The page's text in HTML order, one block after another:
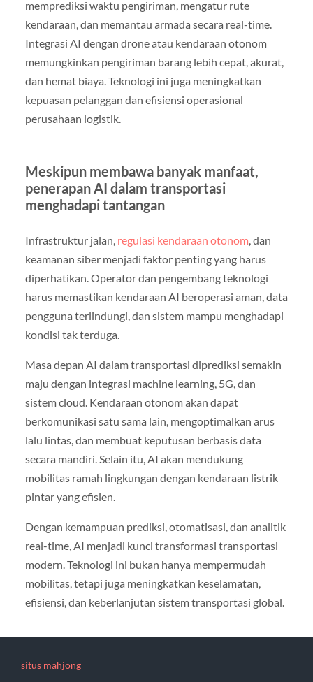
memprediksi waktu pengiriman, mengatur rute
kendaraan, dan memantau armada secara real-time.
Integrasi AI dengan drone atau kendaraan otonom
memungkinkan pengiriman barang lebih cepat, akurat,
dan hemat biaya. Teknologi ini juga meningkatkan
kepuasan pelanggan dan efisiensi operasional
perusahaan logistik.
Meskipun membawa banyak manfaat,
penerapan AI dalam transportasi
menghadapi tantangan
Infrastruktur jalan, regulasi kendaraan otonom , dan
keamanan siber menjadi faktor penting yang harus
diperhatikan. Operator dan pengembang teknologi
harus memastikan kendaraan AI beroperasi aman, data
pengguna terlindungi, dan sistem mampu menghadapi
kondisi tak terduga.
Masa depan AI dalam transportasi diprediksi semakin
maju dengan integrasi machine learning, 5G, dan
sistem cloud. Kendaraan otonom akan dapat
berkomunikasi satu sama lain, mengoptimalkan arus
lalu lintas, dan membuat keputusan berbasis data
secara mandiri. Selain itu, AI akan mendukung
mobilitas ramah lingkungan dengan kendaraan listrik
pintar yang efisien.
Dengan kemampuan prediksi, otomatisasi, dan analitik
real-time, AI menjadi kunci transformasi transportasi
modern. Teknologi ini bukan hanya mempermudah
mobilitas, tetapi juga meningkatkan keselamatan,
efisiensi, dan keberlanjutan sistem transportasi global.
situs mahjong